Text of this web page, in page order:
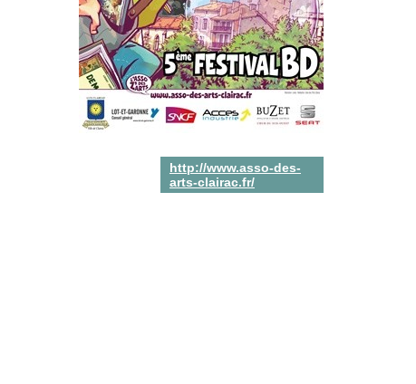
http://www.asso-des-
arts-clairac.fr/